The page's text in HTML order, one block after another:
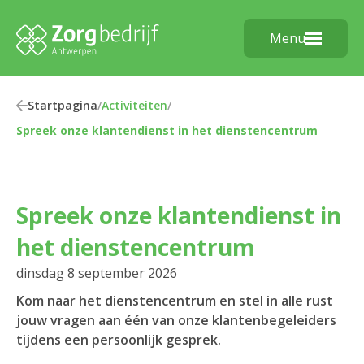
Menu
Startpagina/Activiteiten/
Spreek onze klantendienst in het dienstencentrum
Spreek onze klantendienst in
het dienstencentrum
dinsdag 8 september 2026
Kom naar het dienstencentrum en stel in alle rust
jouw vragen aan één van onze klantenbegeleiders
tijdens een persoonlijk gesprek.